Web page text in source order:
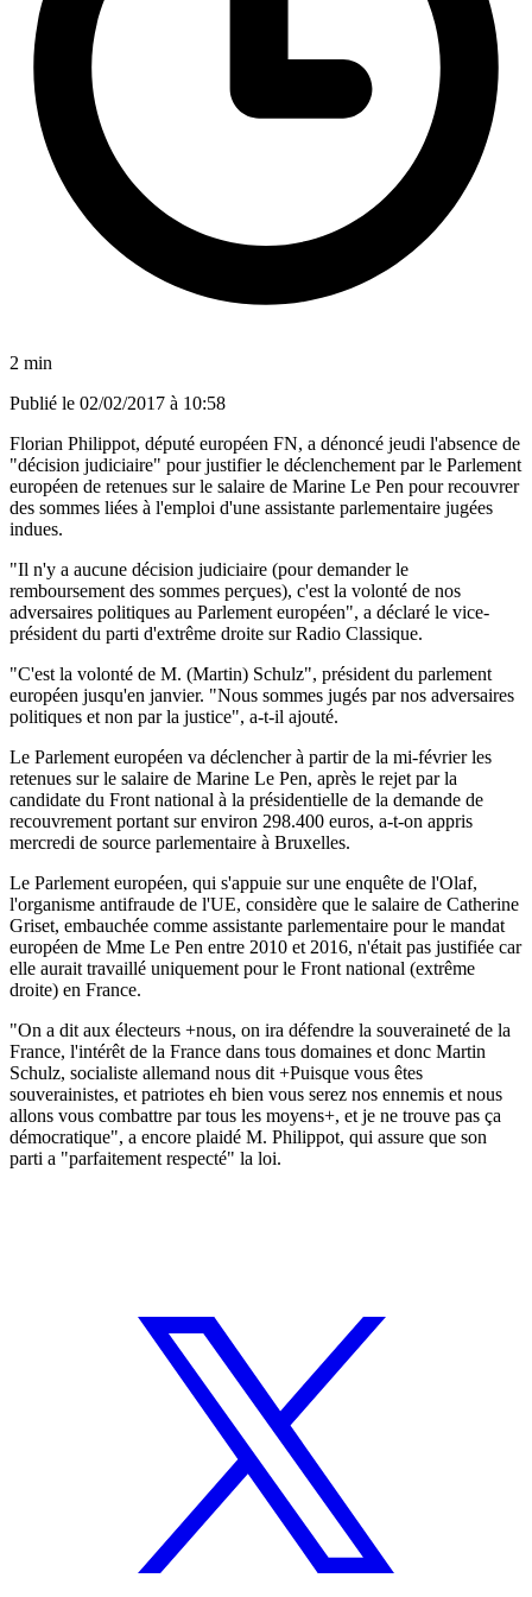
2 min
Publié le 02/02/2017 à 10:58
Florian Philippot, député européen FN, a dénoncé jeudi l'absence de
"décision judiciaire" pour justifier le déclenchement par le Parlement
européen de retenues sur le salaire de Marine Le Pen pour recouvrer
des sommes liées à l'emploi d'une assistante parlementaire jugées
indues.
"Il n'y a aucune décision judiciaire (pour demander le
remboursement des sommes perçues), c'est la volonté de nos
adversaires politiques au Parlement européen", a déclaré le vice-
président du parti d'extrême droite sur Radio Classique.
"C'est la volonté de M. (Martin) Schulz", président du parlement
européen jusqu'en janvier. "Nous sommes jugés par nos adversaires
politiques et non par la justice", a-t-il ajouté.
Le Parlement européen va déclencher à partir de la mi-février les
retenues sur le salaire de Marine Le Pen, après le rejet par la
candidate du Front national à la présidentielle de la demande de
recouvrement portant sur environ 298.400 euros, a-t-on appris
mercredi de source parlementaire à Bruxelles.
Le Parlement européen, qui s'appuie sur une enquête de l'Olaf,
l'organisme antifraude de l'UE, considère que le salaire de Catherine
Griset, embauchée comme assistante parlementaire pour le mandat
européen de Mme Le Pen entre 2010 et 2016, n'était pas justifiée car
elle aurait travaillé uniquement pour le Front national (extrême
droite) en France.
"On a dit aux électeurs +nous, on ira défendre la souveraineté de la
France, l'intérêt de la France dans tous domaines et donc Martin
Schulz, socialiste allemand nous dit +Puisque vous êtes
souverainistes, et patriotes eh bien vous serez nos ennemis et nous
allons vous combattre par tous les moyens+, et je ne trouve pas ça
démocratique", a encore plaidé M. Philippot, qui assure que son
parti a "parfaitement respecté" la loi.